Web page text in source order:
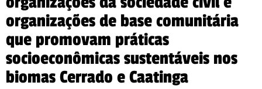
organizações de base comunitária
que promovam práticas
socioeconômicas sustentáveis nos
biomas Cerrado e Caatinga